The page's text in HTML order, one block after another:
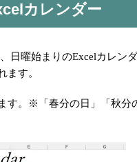
カレンダー
日曜始まりのExcelカレンダ
ます。
す。※「春分の日」「秋分